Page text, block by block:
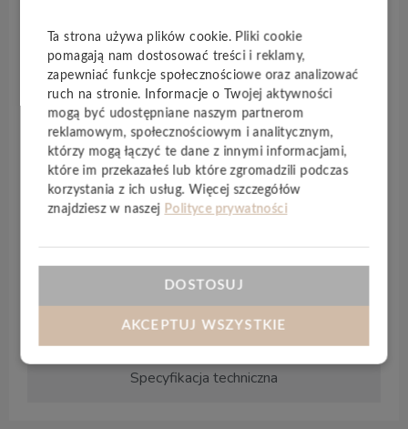
Specyfikacja techniczna
perfekcyjne wykończenie v-fugą to szybko
przekonamy się, że design i podłogi Arteo to
wręcz synonimy.
Wylanie, rozlanie, zalanie – z podłogami
już nie jest problem. Prawdziwawodoodporność
naszych paneli ujarzmia żywioł wody w każdym
pomieszczeniu. Nieważne czy jest to kuchnia,
łazienka czy salon – woda nie ma już wpływu na
pewność, że postawiłeś jej skuteczną zaporę.
8 XLcharakteryzuje się grubością
8 mmi wymiarami1285×280 mm.
Ta strona używa plików cookie. Pliki cookie
pomagają nam dostosować treści i reklamy,
zapewniać funkcje społecznościowe oraz analizować
ruch na stronie. Informacje o Twojej aktywności
mogą być udostępniane naszym partnerom
reklamowym, społecznościowym i analitycznym,
którzy mogą łączyć te dane z innymi informacjami,
które im przekazałeś lub które zgromadzili podczas
korzystania z ich usług. Więcej szczegółów
znajdziesz w naszej Polityce prywatności
DOSTOSUJ
AKCEPTUJ WSZYSTKIE